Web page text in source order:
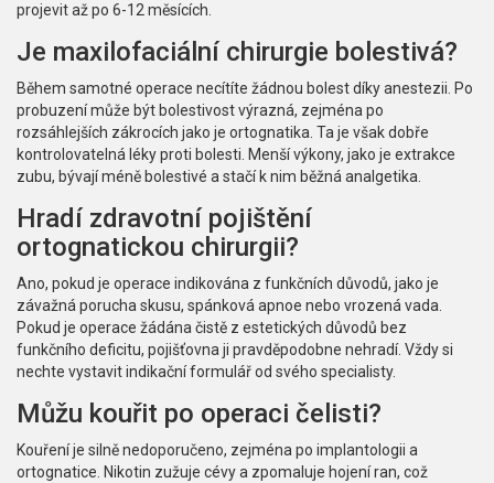
projevit až po 6-12 měsících.
Je maxilofaciální chirurgie bolestivá?
Během samotné operace necítíte žádnou bolest díky anestezii. Po
probuzení může být bolestivost výrazná, zejména po
rozsáhlejších zákrocích jako je ortognatika. Ta je však dobře
kontrolovatelná léky proti bolesti. Menší výkony, jako je extrakce
zubu, bývají méně bolestivé a stačí k nim běžná analgetika.
Hradí zdravotní pojištění
ortognatickou chirurgii?
Ano, pokud je operace indikována z funkčních důvodů, jako je
závažná porucha skusu, spánková apnoe nebo vrozená vada.
Pokud je operace žádána čistě z estetických důvodů bez
funkčního deficitu, pojišťovna ji pravděpodobne nehradí. Vždy si
nechte vystavit indikační formulář od svého specialisty.
Můžu kouřit po operaci čelisti?
Kouření je silně nedoporučeno, zejména po implantologii a
ortognatice. Nikotin zužuje cévy a zpomaluje hojení ran, což